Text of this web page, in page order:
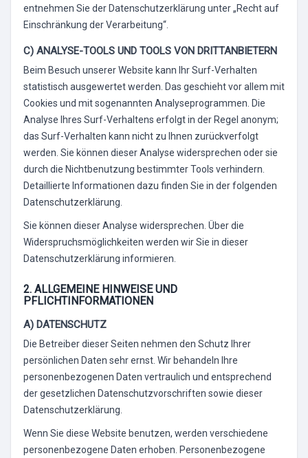
entnehmen Sie der Datenschutzerklärung unter „Recht auf
Einschränkung der Verarbeitung“.
C) ANALYSE-TOOLS UND TOOLS VON DRITTANBIETERN
Beim Besuch unserer Website kann Ihr Surf-Verhalten
statistisch ausgewertet werden. Das geschieht vor allem mit
Cookies und mit sogenannten Analyseprogrammen. Die
Analyse Ihres Surf-Verhaltens erfolgt in der Regel anonym;
das Surf-Verhalten kann nicht zu Ihnen zurückverfolgt
werden. Sie können dieser Analyse widersprechen oder sie
durch die Nichtbenutzung bestimmter Tools verhindern.
Detaillierte Informationen dazu finden Sie in der folgenden
Datenschutzerklärung.
Sie können dieser Analyse widersprechen. Über die
Widerspruchsmöglichkeiten werden wir Sie in dieser
Datenschutzerklärung informieren.
2. ALLGEMEINE HINWEISE UND
PFLICHTINFORMATIONEN
A) DATENSCHUTZ
Die Betreiber dieser Seiten nehmen den Schutz Ihrer
persönlichen Daten sehr ernst. Wir behandeln Ihre
personenbezogenen Daten vertraulich und entsprechend
der gesetzlichen Datenschutzvorschriften sowie dieser
Datenschutzerklärung.
Wenn Sie diese Website benutzen, werden verschiedene
personenbezogene Daten erhoben. Personenbezogene